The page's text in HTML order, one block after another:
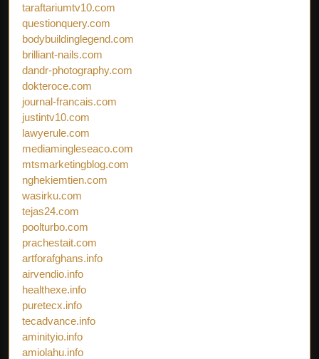
taraftariumtv10.com
questionquery.com
bodybuildinglegend.com
brilliant-nails.com
dandr-photography.com
dokteroce.com
journal-francais.com
justintv10.com
lawyerule.com
mediamingleseaco.com
mtsmarketingblog.com
nghekiemtien.com
wasirku.com
tejas24.com
poolturbo.com
prachestait.com
artforafghans.info
airvendio.info
healthexe.info
puretecx.info
tecadvance.info
aminityio.info
amiolahu.info